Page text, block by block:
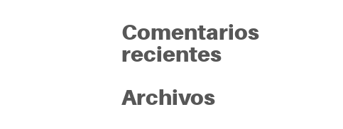
Comentarios
recientes
Archivos